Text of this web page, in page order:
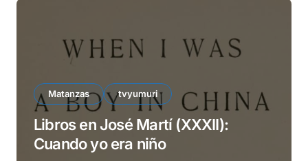
Matanzas tvyumuri
Libros en José Martí (XXXII):
Cuando yo era niño